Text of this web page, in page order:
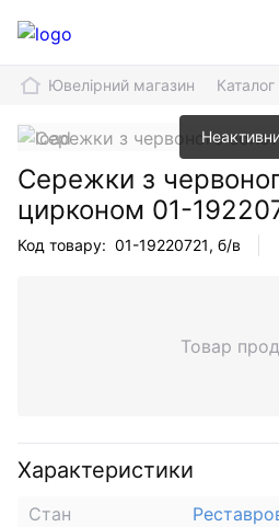
Ювелірний магазин
Сережки з
цирконом 01-
Код товару: 01-19220721, б/в
Товар
Характеристики
Стан